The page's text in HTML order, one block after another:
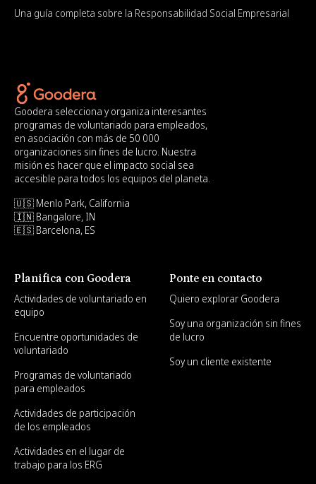
Una guía completa sobre la Responsabilidad Social Empresarial
Goodera selecciona y organiza interesantes
programas de voluntariado para empleados,
en asociación con más de 50 000
organizaciones sin fines de lucro. Nuestra
misión es hacer que el impacto social sea
accesible para todos los equipos del planeta.
🇺🇸 Menlo Park, California
🇮🇳 Bangalore, IN
🇪🇸 Barcelona, ES
Planifica con Goodera
Actividades de voluntariado en
equipo
Encuentre oportunidades de
voluntariado
Programas de voluntariado
para empleados
Actividades de participación
de los empleados
Actividades en el lugar de
trabajo para los ERG
Ponte en contacto
Quiero explorar Goodera
Soy una organización sin fines
de lucro
Soy un cliente existente